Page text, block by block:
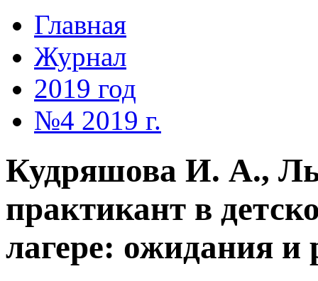
Главная
Журнал
2019 год
№4 2019 г.
Кудряшова И. А.,
практикант в
лагере: ожидания и